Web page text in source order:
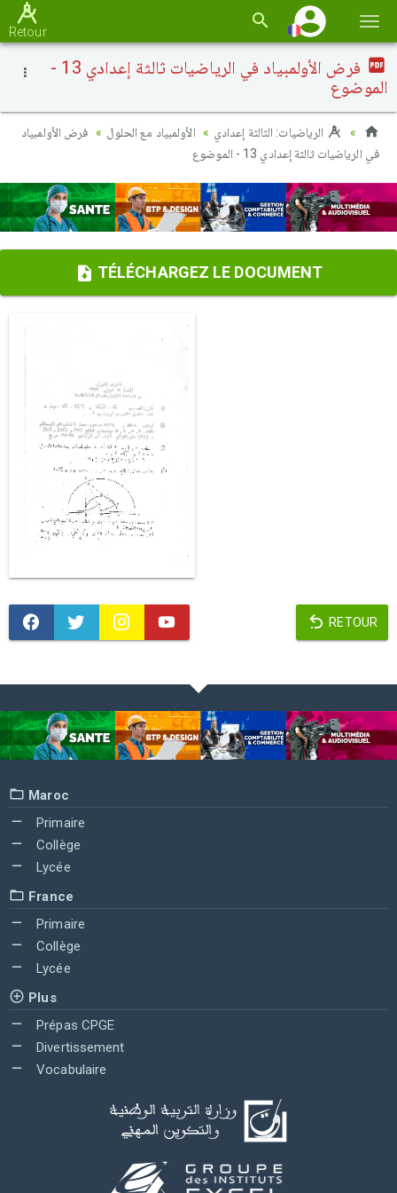
la
Retour
فرض الأولمبياد في الرياضيات ثالثة إعدادي 13 -
الموضوع
الرياضيات: الثالثة إعدادي الأولمبياد مع الحلول
فرض الأولمبياد
في الرياضيات ثالثة إعدادي 13 - الموضوع
TÉLÉCHARGEZ LE DOCUMENT
RETOUR
Maroc
Primaire
Collège
Lycée
France
Primaire
Collège
Lycée
Plus
Prépas CPGE
Divertissement
Vocabulaire